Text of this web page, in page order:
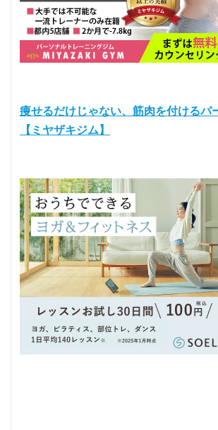
痩せるだけじゃない、筋肉を付けるパ
【ミヤザキジム】